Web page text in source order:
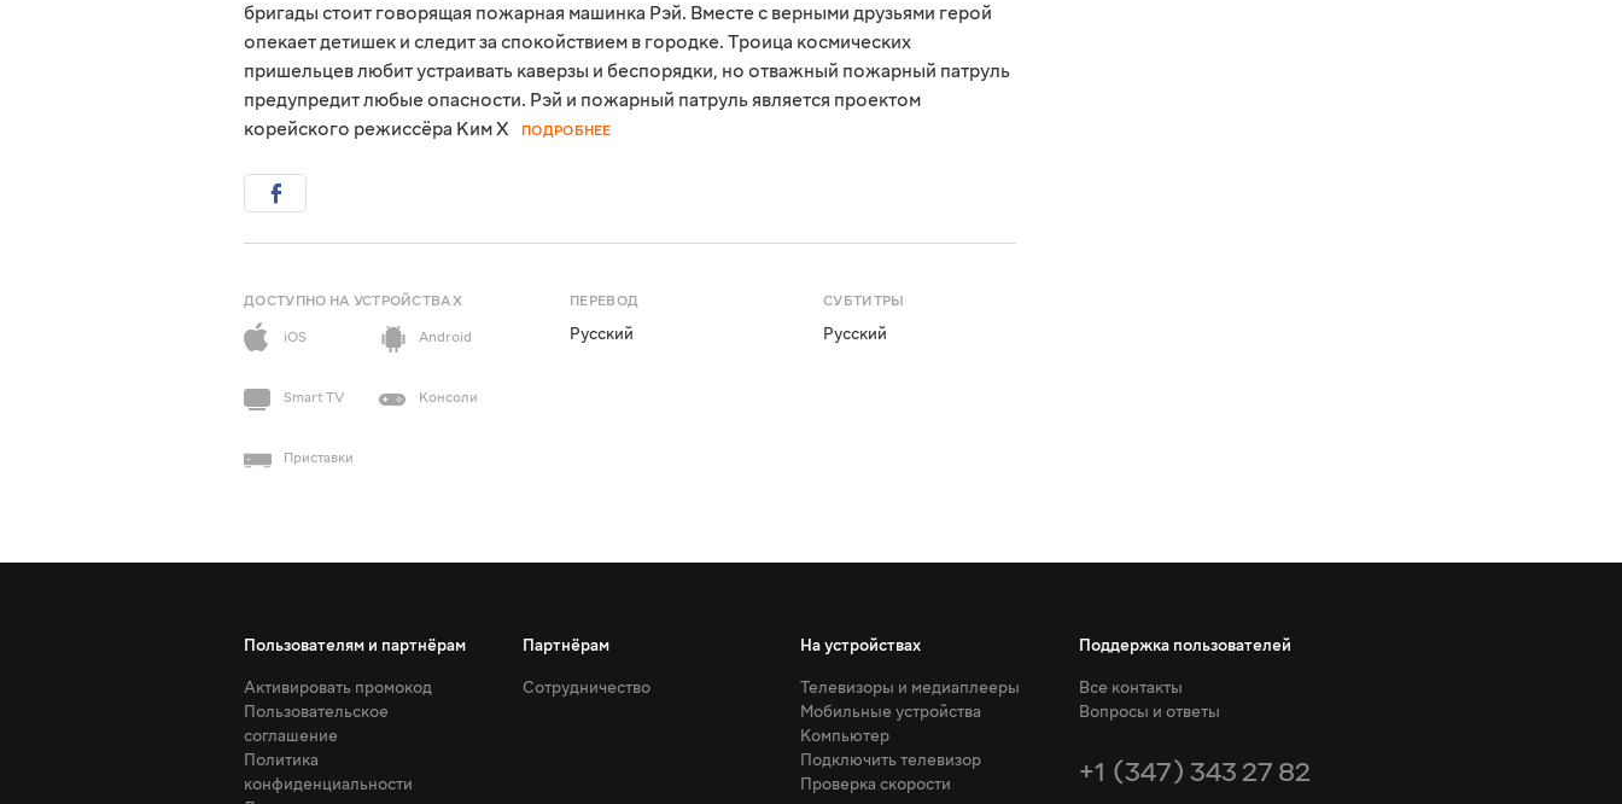
бригады стоит говорящая пожарная машинка Рэй. Вместе с верными друзьями герой
опекает детишек и следит за спокойствием в городке. Троица космических
пришельцев любит устраивать каверзы и беспорядки, но отважный пожарный патруль
предупредит любые опасности. Рэй и пожарный патруль является проектом
корейского режиссёра Ким Х
ПОДРОБНЕЕ
ДОСТУПНО НА УСТРОЙСТВАХ
iOS
Android
Smart TV Консоли
Приставки
ПЕРЕВОД
Русский
СУБТИТРЫ
Русский
Пользователям и партнёрам
Активировать промокод
Пользовательское
соглашение
Политика
конфиденциальности
Партнёрам
Сотрудничество
На устройствах
Телевизоры и медиаплееры
Мобильные устройства
Компьютер
Подключить телевизор
Проверка скорости
Поддержка пользователей
Все контакты
Вопросы и ответы
+1 (347) 343 27 82